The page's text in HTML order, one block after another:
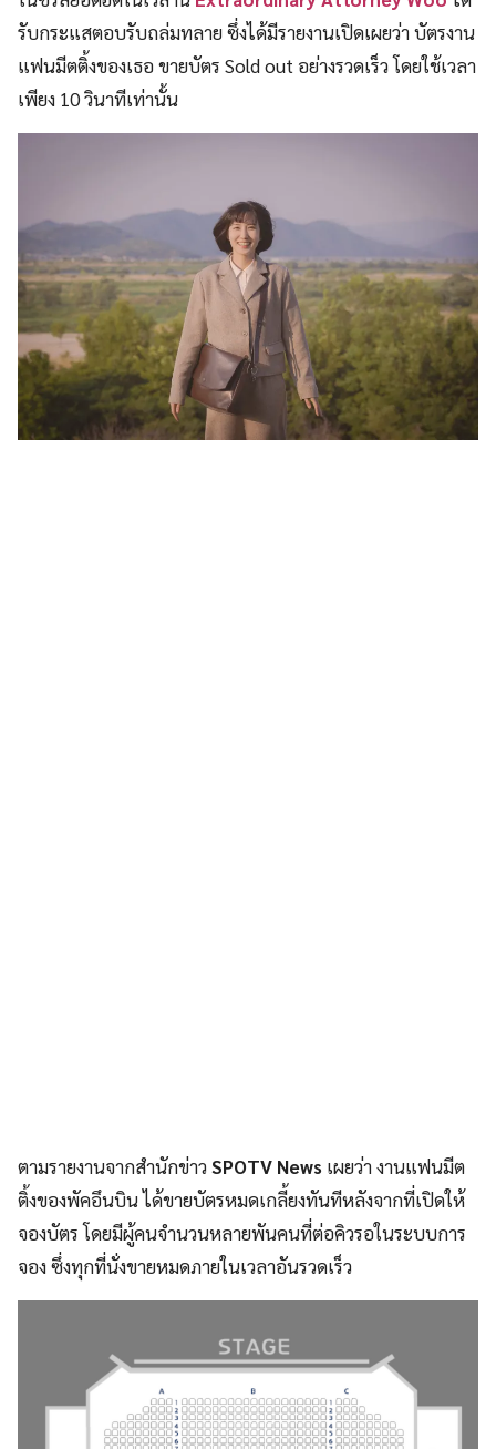
รับกระแสตอบรับถล่มทลาย ซึ่งได้มีรายงานเปิดเผยว่า บัตรงาน
แฟนมีตติ้งของเธอ ขายบัตร Sold out อย่างรวดเร็ว โดยใช้เวลา
เพียง 10 วินาทีเท่านั้น
ตามรายงานจากสำนักข่าวSPOTV News เผยว่า งานแฟนมีต
ติ้งของพัคอึนบิน ได้ขายบัตรหมดเกลี้ยงทันทีหลังจากที่เปิดให้
จองบัตร โดยมีผู้คนจำนวนหลายพันคนที่ต่อคิวรอในระบบการ
จอง ซึ่งทุกที่นั่งขายหมดภายในเวลาอันรวดเร็ว